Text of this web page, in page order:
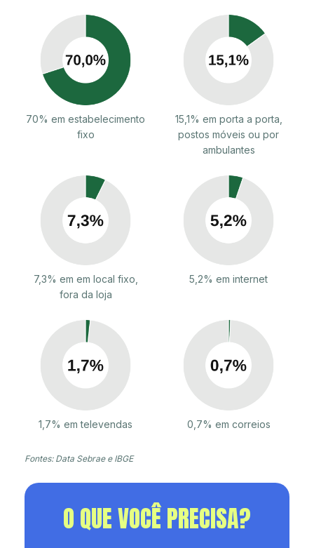
70% em estabelecimento
fixo
15,1% em porta a porta,
postos móveis ou por
ambulantes
7,3% em em local fixo,
fora da loja
5,2% em internet
1,7% em televendas 0,7% em correios
Fontes: Data Sebrae e IBGE
O QUE VOCÊ PRECISA?